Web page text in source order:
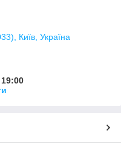
Київ, Україна